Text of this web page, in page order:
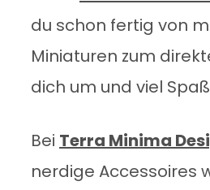
du schon fertig von
Miniaturen zum
dich um und viel
Bei Terra Minima
nerdige Accessoires